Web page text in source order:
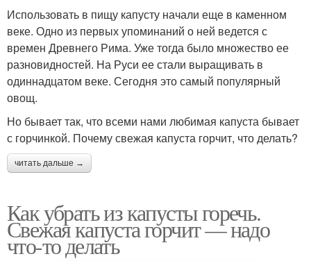
Использовать в пищу капусту начали еще в каменном
веке. Одно из первых упоминаний о ней ведется с
времен Древнего Рима. Уже тогда было множество ее
разновидностей. На Руси ее стали выращивать в
одиннадцатом веке. Сегодня это самый популярный
овощ.
Но бывает так, что всеми нами любимая капуста бывает
с горчинкой. Почему свежая капуста горчит, что делать?
читать дальше →
Как убрать из капусты горечь.
Свежая капуста горчит — надо
что-то делать